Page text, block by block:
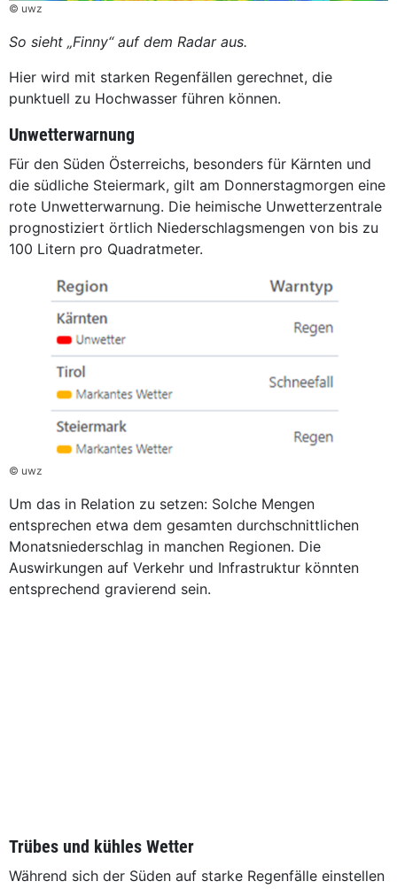
© uwz
So sieht „Finny“ auf dem Radar aus.
Hier wird mit starken Regenfällen gerechnet, die
punktuell zu Hochwasser führen können.
Unwetterwarnung
Für den Süden Österreichs, besonders für Kärnten und
die südliche Steiermark, gilt am Donnerstagmorgen eine
rote Unwetterwarnung. Die heimische Unwetterzentrale
prognostiziert örtlich Niederschlagsmengen von bis zu
100 Litern pro Quadratmeter.
© uwz
Um das in Relation zu setzen: Solche Mengen
entsprechen etwa dem gesamten durchschnittlichen
Monatsniederschlag in manchen Regionen. Die
Auswirkungen auf Verkehr und Infrastruktur könnten
entsprechend gravierend sein.
Trübes und kühles Wetter
Während sich der Süden auf starke Regenfälle einstellen